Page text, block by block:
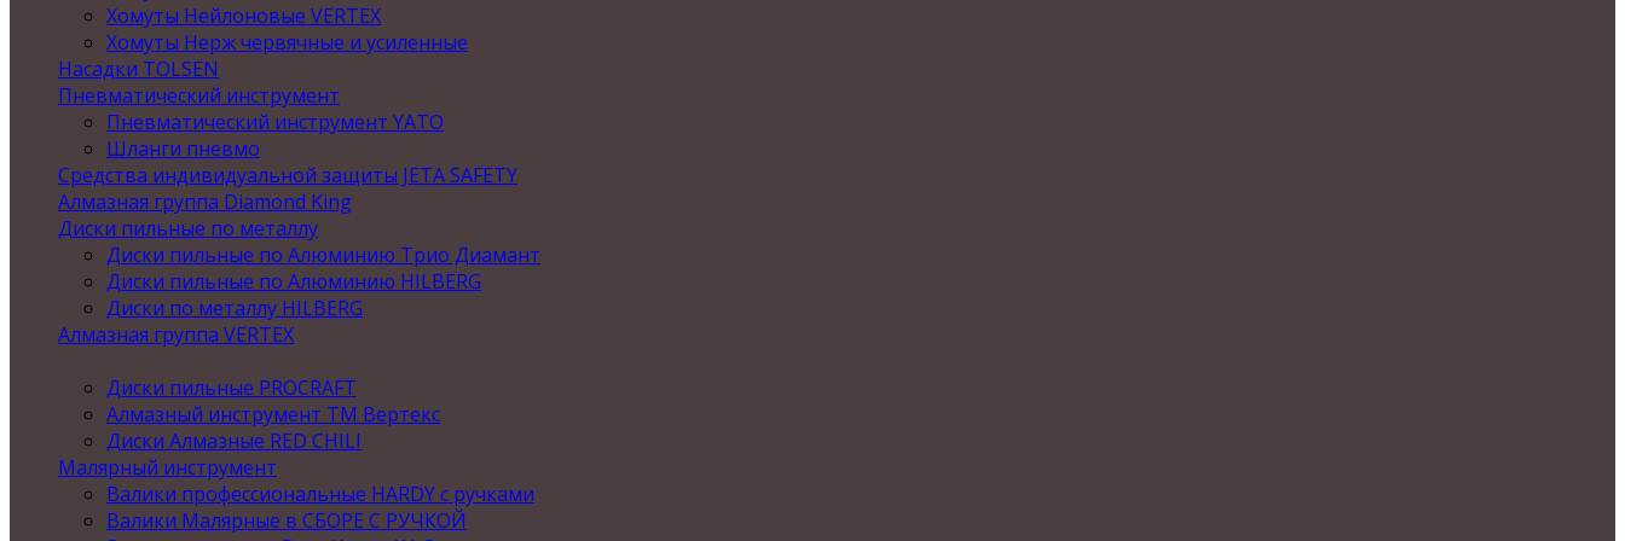
Хомуты Нейлоновые VERTEX
Хомуты Нерж червячные и усиленные
Насадки TOLSEN
Пневматический инструмент
Пневматический инструмент YATO
Шланги пневмо
Средства индивидуальной защиты JETA SAFETY
Алмазная группа Diamond King
Диски пильные по металлу
Диски пильные по Алюминию Трио Диамант
Диски пильные по Алюминию HILBERG
Диски по металлу HILBERG
Алмазная группа VERTEX
Диски пильные PROCRAFT
Алмазный инструмент ТМ Вертекс
Диски Алмазные RED CHILI
Малярный инструмент
Валики профессиональные HARDY с ручками
Валики Малярные в СБОРЕ С РУЧКОЙ